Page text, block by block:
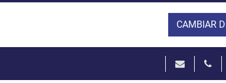
CAMBIAR